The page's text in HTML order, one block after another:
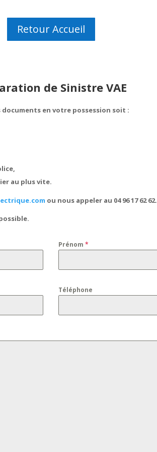
Retour Accueil
de Sinistre VAE
en votre possession soit :
au plus vite.
ou nous appeler au 04 96 17 62 62.
Prénom *
Téléphone